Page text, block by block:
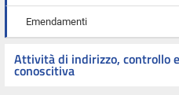
Emendamenti
Attività di indirizzo, controllo e
conoscitiva